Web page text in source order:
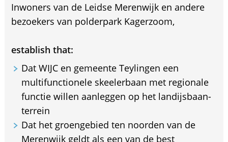
Inwoners van de Leidse Merenwijk en andere
bezoekers van polderpark Kagerzoom,
establish that:
Dat WIJC en gemeente Teylingen een
multifunctionele skeelerbaan met regionale
functie willen aanleggen op het landijsbaan-
terrein
Dat het groengebied ten noorden van de
Merenwijk geldt als een van de best